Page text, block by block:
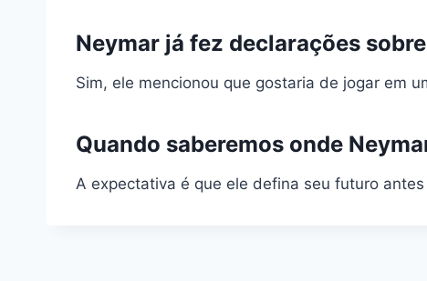
Neymar já fez declarações
Sim, ele mencionou que gostaria de jogar em
Quando saberemos onde
A expectativa é que ele defina seu futuro